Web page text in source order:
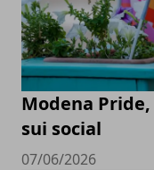
Modena
sui social
07/06/2026